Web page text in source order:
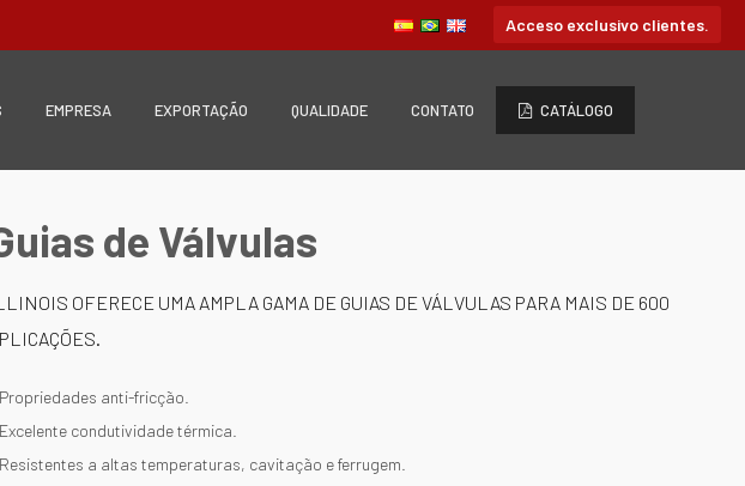
Acceso exclusivo clientes.
EMPRESA EXPORTAÇÃO QUALIDADE CONTATO CATÁLOGO
de Válvulas
OFERECE UMA AMPLA GAMA DE GUIAS DE VÁLVULAS PARA MAIS DE 600
anti-fricção.
condutividade térmica.
a altas temperaturas, cavitação e ferrugem.